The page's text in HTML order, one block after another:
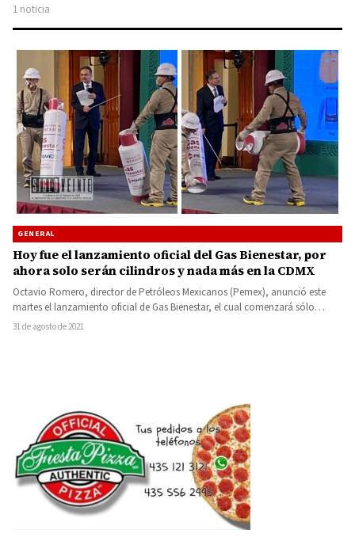
1 noticia
GENERAL
Hoy fue el lanzamiento oficial del Gas Bienestar, por
ahora solo serán cilindros y nada más en la CDMX
Octavio Romero, director de Petróleos Mexicanos (Pemex), anunció este
martes el lanzamiento oficial de Gas Bienestar, el cual comenzará sólo…
31 de agosto de 2021